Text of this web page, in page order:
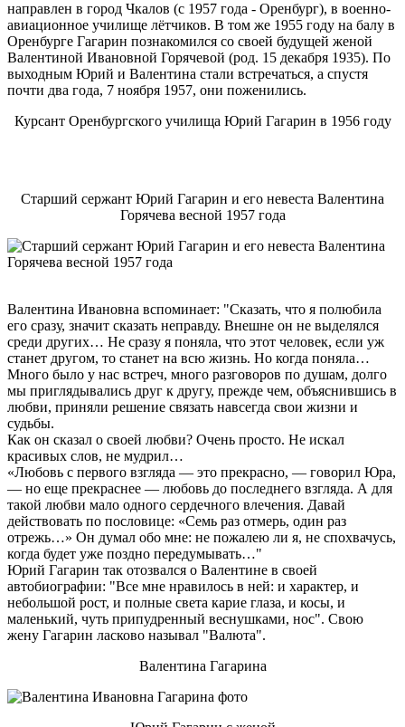
направлен в город Чкалов (с 1957 года - Оренбург), в военно-
авиационное училище лётчиков. В том же 1955 году на балу в
Оренбурге Гагарин познакомился со своей будущей женой
Валентиной Ивановной Горячевой (род. 15 декабря 1935). По
выходным Юрий и Валентина стали встречаться, а спустя
почти два года, 7 ноября 1957, они поженились.
Курсант Оренбургского училища Юрий Гагарин в 1956 году
Старший сержант Юрий Гагарин и его невеста Валентина
Горячева весной 1957 года
Валентина Ивановна вспоминает: "Сказать, что я полюбила
его сразу, значит сказать неправду. Внешне он не выделялся
среди других… Не сразу я поняла, что этот человек, если уж
станет другом, то станет на всю жизнь. Но когда поняла…
Много было у нас встреч, много разговоров по душам, долго
мы приглядывались друг к другу, прежде чем, объяснившись в
любви, приняли решение связать навсегда свои жизни и
судьбы.
Как он сказал о своей любви? Очень просто. Не искал
красивых слов, не мудрил…
«Любовь с первого взгляда — это прекрасно, — говорил Юра,
— но еще прекраснее — любовь до последнего взгляда. А для
такой любви мало одного сердечного влечения. Давай
действовать по пословице: «Семь раз отмерь, один раз
отрежь…» Он думал обо мне: не пожалею ли я, не спохвачусь,
когда будет уже поздно передумывать…"
Юрий Гагарин так отозвался о Валентине в своей
автобиографии: "Все мне нравилось в ней: и характер, и
небольшой рост, и полные света карие глаза, и косы, и
маленький, чуть припудренный веснушками, нос". Свою
жену Гагарин ласково называл "Валюта".
Валентина Гагарина